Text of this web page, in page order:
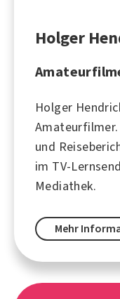
Holger
Holger
und
im TV-
Mediathek.
Mehr